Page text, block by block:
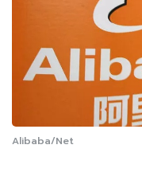
Alibaba/Net